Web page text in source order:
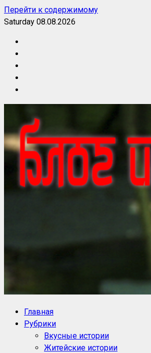
Перейти к содержимому
Saturday 08.08.2026
Блог историй NoorySan
Главная
Рубрики
Вкусные истории
Житейские истории